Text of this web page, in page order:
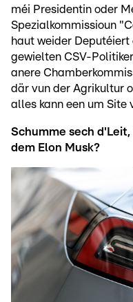
méi Presidentin oder
Spezialkommissioun
haut weider
gewielten CSV-
anere
där vun der Agrikultur
alles kann een um Site
Schumme sech
dem Elon Musk?